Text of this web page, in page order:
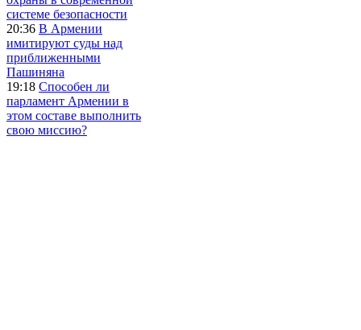
системе безопасности
20:36 В Армении
имитируют суды над
приближенными
Пашиняна
19:18 Способен ли
парламент Армении в
этом составе выполнить
свою миссию?